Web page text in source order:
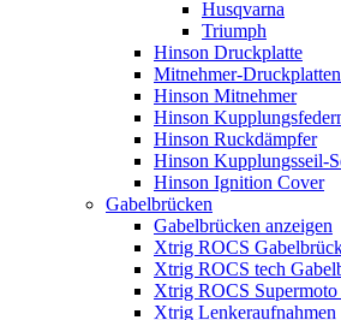
Husqvarna
Triumph
Hinson Druckplatte
Mitnehmer-
Hinson Mitnehmer
Hinson
Hinson Ruckdämpfer
Hinson Kupplungsseil-
Hinson Ignition Cover
Gabelbrücken
Gabelbrücken anzeigen
Xtrig ROCS
Xtrig ROCS tech
Xtrig ROCS
Xtrig Lenkeraufnahmen